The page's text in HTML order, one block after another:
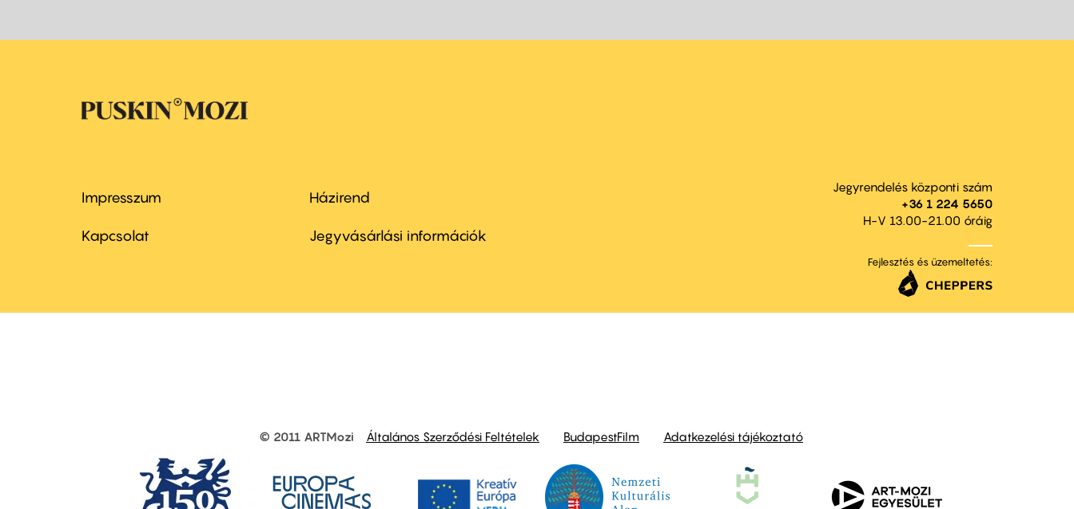
Footer
menu
Impresszum
Kapcsolat
Footer
menu
Házirend
Jegyvásárlási információk
Jegyrendelés központi szám
+36 1 224 5650
H-V 13.00-21.00 óráig
Fejlesztés és üzemeltetés:
other
© 2011 ARTMozi Általános Szerződési Feltételek BudapestFilm Adatkezelési tájékoztató